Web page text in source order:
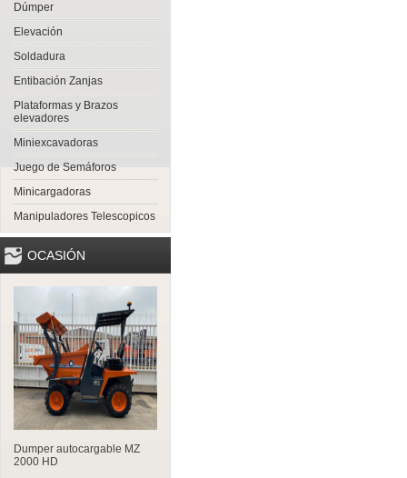
Dúmper
Elevación
Soldadura
Entibación Zanjas
Plataformas y Brazos
elevadores
Miniexcavadoras
Juego de Semáforos
Minicargadoras
Manipuladores Telescopicos
OCASIÓN
Dumper autocargable MZ
2000 HD